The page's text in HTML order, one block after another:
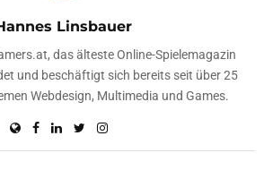
Linsbauer
das älteste Online-Spielemagazin
und beschäftigt sich bereits seit über 25
Webdesign, Multimedia und Games.